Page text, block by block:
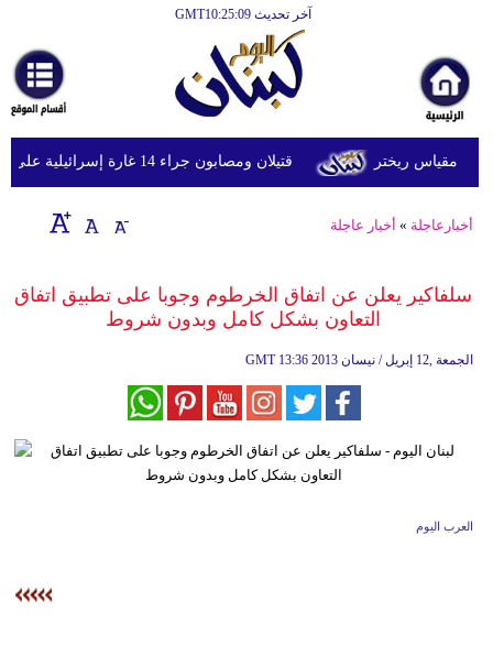
آخر تحديث GMT10:25:09
أخبارعاجلة
رياضة
ثقافة
إقتصاد
وموسيقى
أخبار
قتيلان ومصابون جراء 14 غارة إسرائيلية على شرق وجنوب لبنان
أخبارعاجلة » أخبار عاجلة
سلفاكير يعلن عن اتفاق الخرطوم وجوبا على تطبيق اتفاق
التعاون بشكل كامل وبدون شروط
GMT 13:36 2013 الجمعة ,12 إبريل / نيسان
العرب اليوم